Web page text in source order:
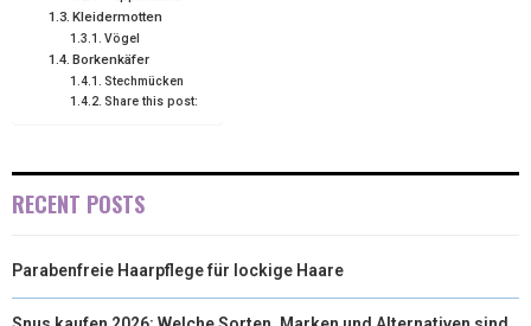
)
Kleidermotten
Vögel
Borkenkäfer
Stechmücken
Share this post:
RECENT POSTS
Parabenfreie Haarpflege für lockige Haare